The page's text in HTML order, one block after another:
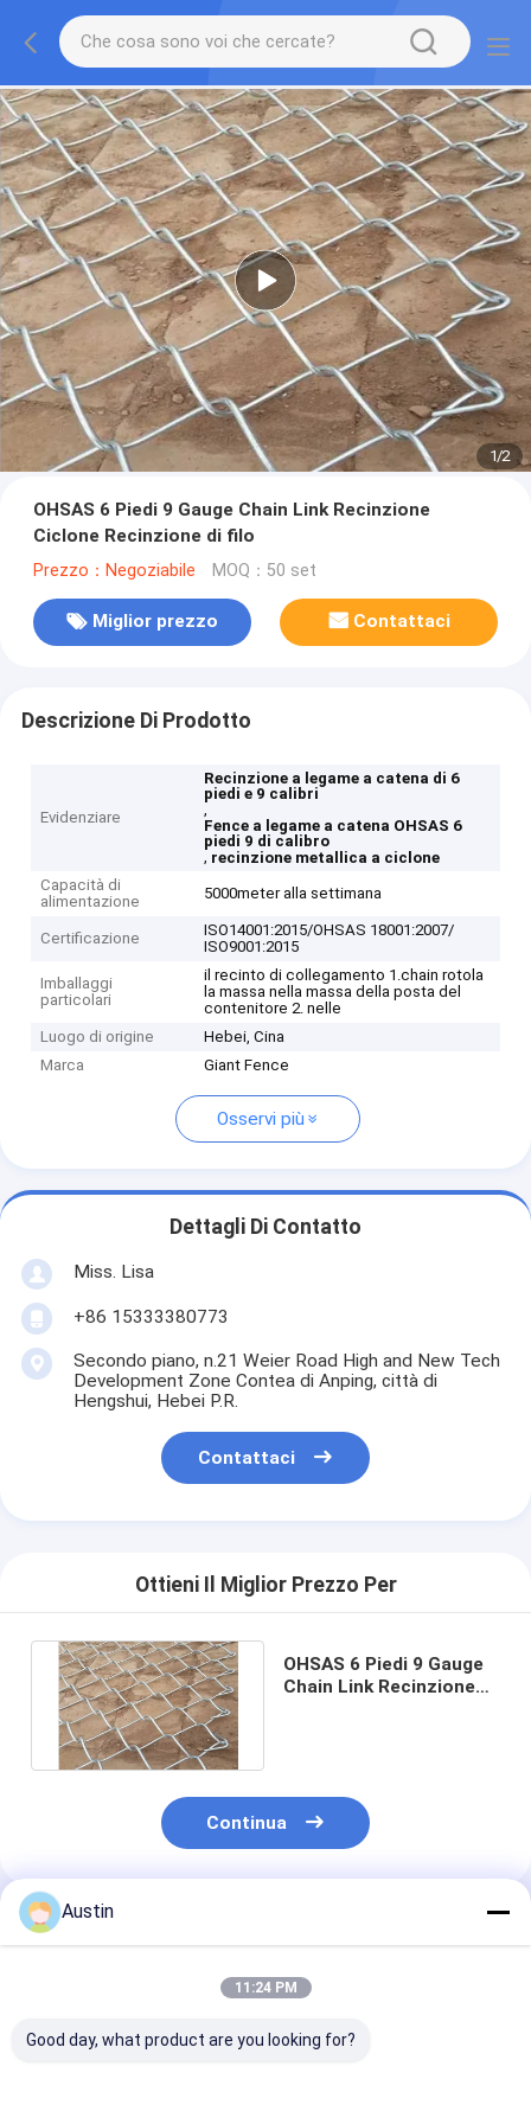
1/2
OHSAS 6 Piedi 9 Gauge Chain Link Recinzione
Ciclone Recinzione di filo
Prezzo：Negoziabile MOQ：50 set
Miglior prezzo Contattaci
Descrizione Di Prodotto
Evidenziare
Recinzione a legame a catena di 6
piedi e 9 calibri
,
Fence a legame a catena OHSAS 6
piedi 9 di calibro
, recinzione metallica a ciclone
Capacità di
alimentazione
5000meter alla settimana
Certificazione
ISO14001:2015/OHSAS 18001:2007/
ISO9001:2015
Imballaggi
particolari
il recinto di collegamento 1.chain rotola
la massa nella massa della posta del
contenitore 2. nelle
Luogo di origine
Hebei, Cina
Marca
Giant Fence
Osservi più
Dettagli Di Contatto
Miss. Lisa
+86 15333380773
Secondo piano, n.21 Weier Road High and New Tech
Development Zone Contea di Anping, città di
Hengshui, Hebei P.R.
Contattaci
Ottieni Il Miglior Prezzo Per
OHSAS 6 Piedi 9 Gauge
Chain Link Recinzione
Continua
Prodotti Raccomandati
Austin
11:24 PM
Good day, what product are you looking for?